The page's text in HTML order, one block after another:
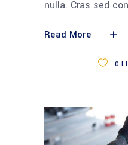
nulla. Cras sed
Read More
0